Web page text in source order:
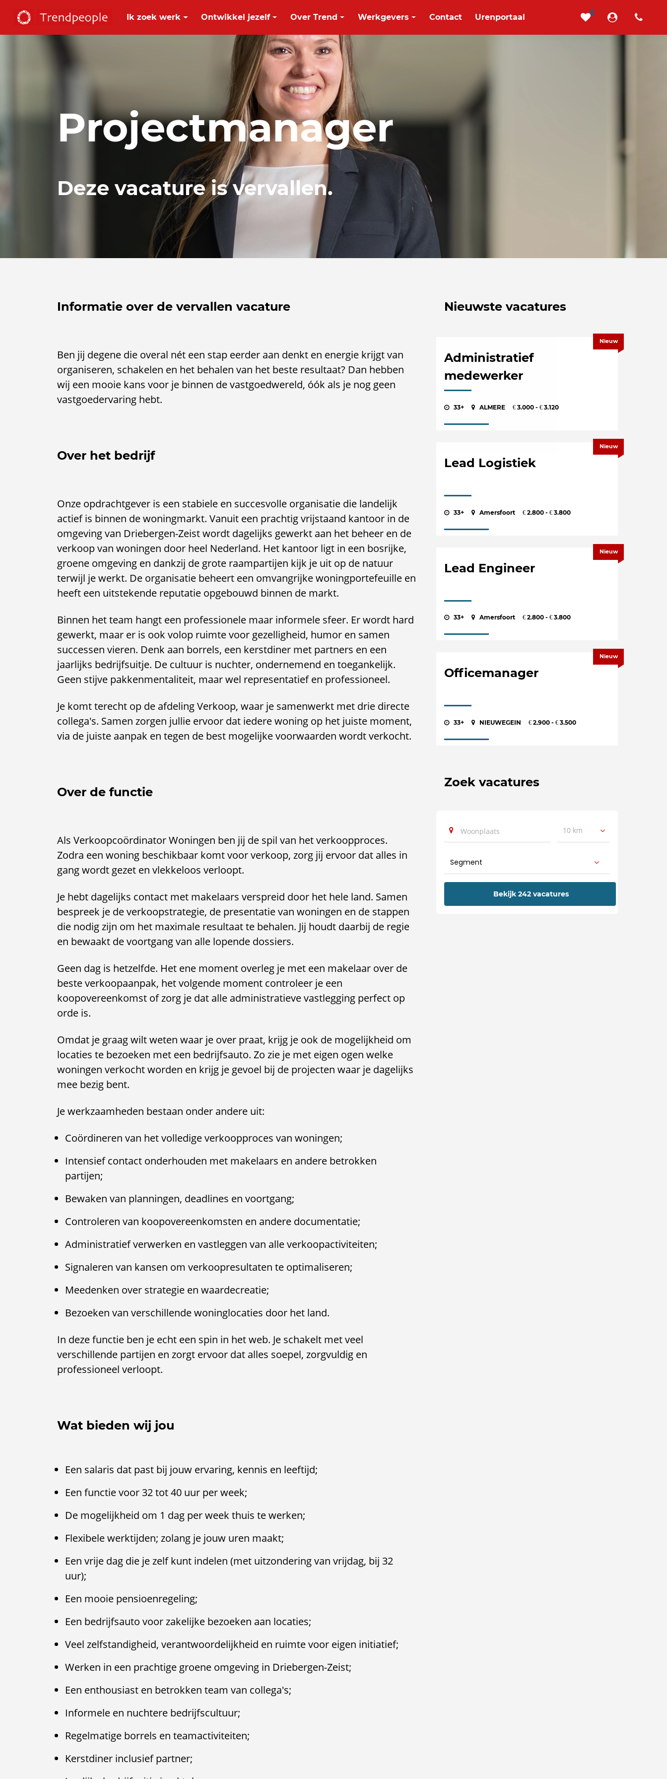
Ik zoek werk Ontwikkel jezelf Over Trend Werkgevers Contact Urenportaal
0
Projectmanager
Deze vacature is vervallen.
Informatie over de vervallen vacature
Ben jij degene die overal nét een stap eerder aan denkt en energie krijgt van
organiseren, schakelen en het behalen van het beste resultaat? Dan hebben
wij een mooie kans voor je binnen de vastgoedwereld, óók als je nog geen
vastgoedervaring hebt.
Over het bedrijf
Onze opdrachtgever is een stabiele en succesvolle organisatie die landelijk
actief is binnen de woningmarkt. Vanuit een prachtig vrijstaand kantoor in de
omgeving van Driebergen-Zeist wordt dagelijks gewerkt aan het beheer en de
verkoop van woningen door heel Nederland. Het kantoor ligt in een bosrijke,
groene omgeving en dankzij de grote raampartijen kijk je uit op de natuur
terwijl je werkt. De organisatie beheert een omvangrijke woningportefeuille en
heeft een uitstekende reputatie opgebouwd binnen de markt.
Binnen het team hangt een professionele maar informele sfeer. Er wordt hard
gewerkt, maar er is ook volop ruimte voor gezelligheid, humor en samen
successen vieren. Denk aan borrels, een kerstdiner met partners en een
jaarlijks bedrijfsuitje. De cultuur is nuchter, ondernemend en toegankelijk.
Geen stijve pakkenmentaliteit, maar wel representatief en professioneel.
Je komt terecht op de afdeling Verkoop, waar je samenwerkt met drie directe
collega's. Samen zorgen jullie ervoor dat iedere woning op het juiste moment,
via de juiste aanpak en tegen de best mogelijke voorwaarden wordt verkocht.
Over de functie
Als Verkoopcoördinator Woningen ben jij de spil van het verkoopproces.
Zodra een woning beschikbaar komt voor verkoop, zorg jij ervoor dat alles in
gang wordt gezet en vlekkeloos verloopt.
Je hebt dagelijks contact met makelaars verspreid door het hele land. Samen
bespreek je de verkoopstrategie, de presentatie van woningen en de stappen
die nodig zijn om het maximale resultaat te behalen. Jij houdt daarbij de regie
en bewaakt de voortgang van alle lopende dossiers.
Geen dag is hetzelfde. Het ene moment overleg je met een makelaar over de
beste verkoopaanpak, het volgende moment controleer je een
koopovereenkomst of zorg je dat alle administratieve vastlegging perfect op
orde is.
Omdat je graag wilt weten waar je over praat, krijg je ook de mogelijkheid om
locaties te bezoeken met een bedrijfsauto. Zo zie je met eigen ogen welke
woningen verkocht worden en krijg je gevoel bij de projecten waar je dagelijks
mee bezig bent.
Je werkzaamheden bestaan onder andere uit:
Coördineren van het volledige verkoopproces van woningen;
Intensief contact onderhouden met makelaars en andere betrokken
partijen;
Bewaken van planningen, deadlines en voortgang;
Controleren van koopovereenkomsten en andere documentatie;
Administratief verwerken en vastleggen van alle verkoopactiviteiten;
Signaleren van kansen om verkoopresultaten te optimaliseren;
Meedenken over strategie en waardecreatie;
Bezoeken van verschillende woninglocaties door het land.
In deze functie ben je echt een spin in het web. Je schakelt met veel
verschillende partijen en zorgt ervoor dat alles soepel, zorgvuldig en
professioneel verloopt.
Wat bieden wij jou
Een salaris dat past bij jouw ervaring, kennis en leeftijd;
Een functie voor 32 tot 40 uur per week;
De mogelijkheid om 1 dag per week thuis te werken;
Flexibele werktijden; zolang je jouw uren maakt;
Een vrije dag die je zelf kunt indelen (met uitzondering van vrijdag, bij 32
uur);
Een mooie pensioenregeling;
Een bedrijfsauto voor zakelijke bezoeken aan locaties;
Veel zelfstandigheid, verantwoordelijkheid en ruimte voor eigen initiatief;
Werken in een prachtige groene omgeving in Driebergen-Zeist;
Een enthousiast en betrokken team van collega's;
Informele en nuchtere bedrijfscultuur;
Regelmatige borrels en teamactiviteiten;
Kerstdiner inclusief partner;
Nieuwste vacatures
Administratief
medewerker
33+ ALMERE € 3.000 - € 3.120
Nieuw
Lead Logistiek
33+ Amersfoort € 2.800 - € 3.800
Nieuw
Lead Engineer
33+ Amersfoort € 2.800 - € 3.800
Nieuw
Officemanager
33+ NIEUWEGEIN € 2.900 - € 3.500
Nieuw
Zoek vacatures
10 km
Bekijk 242 vacatures